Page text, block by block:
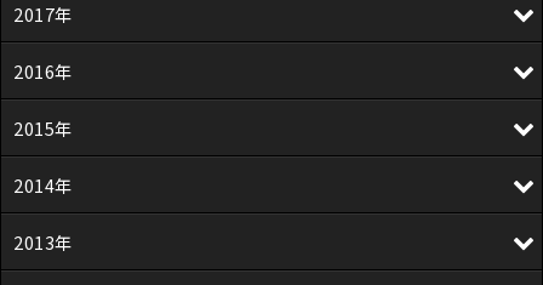
2017年
2016年
2015年
2014年
2013年